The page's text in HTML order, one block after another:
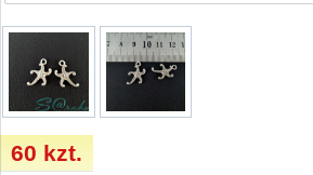
60 kzt.